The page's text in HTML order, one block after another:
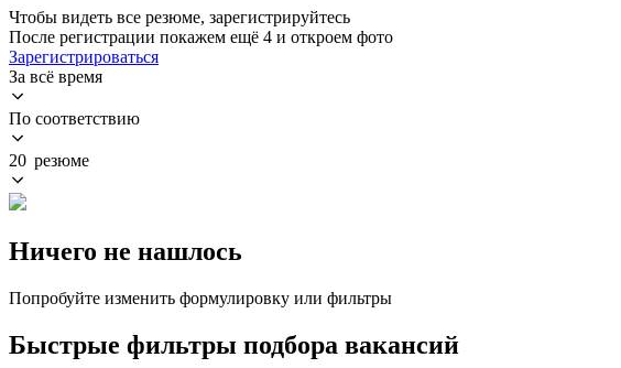
Чтобы видеть все резюме, зарегистрируйтесь
После регистрации покажем ещё 4 и откроем фото
Зарегистрироваться
За всё время
По соответствию
20 резюме
Ничего не нашлось
Попробуйте изменить формулировку или фильтры
Быстрые фильтры подбора вакансий